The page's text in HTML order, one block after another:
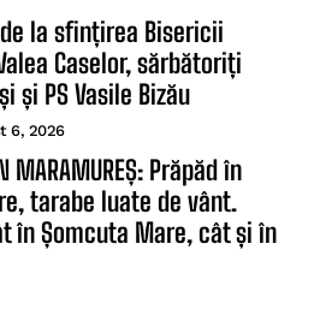
de la sfințirea Bisericii
Caselor, sărbătoriți
și PS Vasile Bizău
6, 2026
MARAMUREȘ: Prăpăd în
tarabe luate de vânt.
în Șomcuta Mare, cât și în